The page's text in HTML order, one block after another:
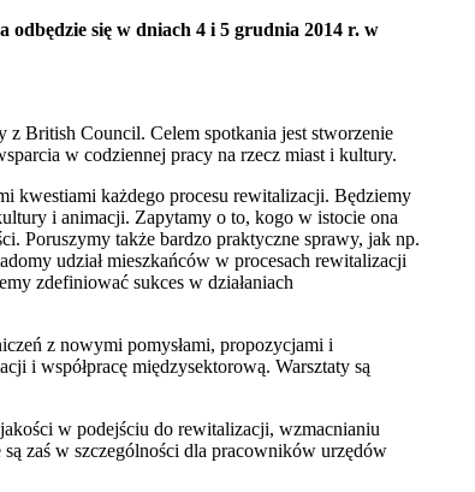
się w dniach 4 i 5 grudnia 2014 r. w
z British Council. Celem spotkania jest stworzenie
w codziennej pracy na rzecz miast i kultury.
kwestiami każdego procesu rewitalizacji. Będziemy
i animacji. Zapytamy o to, kogo w istocie ona
Poruszymy także bardzo praktyczne sprawy, jak np.
udział mieszkańców w procesach rewitalizacji
zdefiniować sukces w działaniach
z nowymi pomysłami, propozycjami i
i współpracę międzysektorową. Warsztaty są
w podejściu do rewitalizacji, wzmacnianiu
zaś w szczególności dla pracowników urzędów